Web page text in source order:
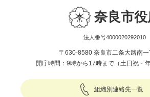
奈良市
法人番号4000020292010
〒630-8580 奈良市二条大路南一
開庁時間：9時から17時まで（土日祝・
組織別連絡先一覧